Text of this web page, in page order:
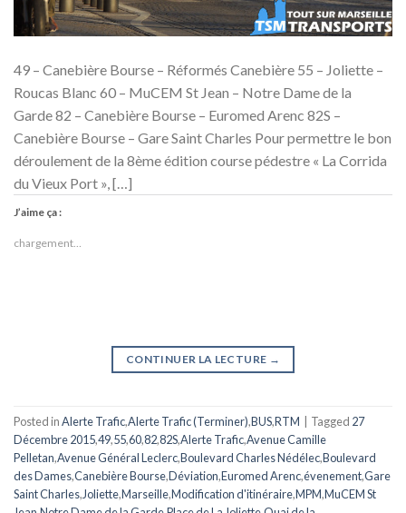
49 – Canebière Bourse – Réformés Canebière 55 – Joliette –
Roucas Blanc 60 – MuCEM St Jean – Notre Dame de la
Garde 82 – Canebière Bourse – Euromed Arenc 82S –
Canebière Bourse – Gare Saint Charles Pour permettre le bon
déroulement de la 8ème édition course pédestre « La Corrida
du Vieux Port », […]
J’aime ça :
chargement…
CONTINUER LA LECTURE →
Posted inAlerte Trafic,Alerte Trafic (Terminer),BUS,RTM Tagged 27
Décembre 2015,49,55,60,82,82S,Alerte Trafic,Avenue Camille
Pelletan,Avenue Général Leclerc,Boulevard Charles Nédélec,Boulevard
des Dames,Canebière Bourse,Déviation,Euromed Arenc,évenement,Gare
Saint Charles,Joliette,Marseille,Modification d'itinéraire,MPM,MuCEM St